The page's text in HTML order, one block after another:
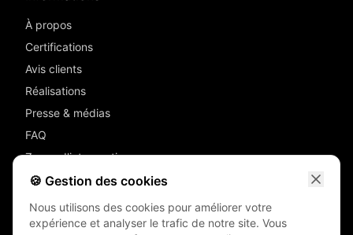
À propos
Certifications
Avis clients
Réalisations
Presse & médias
FAQ
Zones d'intervention
Devis
Contact
Mentions légales
🍪 Gestion des cookies
Nous utilisons des cookies pour améliorer votre
expérience et analyser le trafic de notre site. Vous